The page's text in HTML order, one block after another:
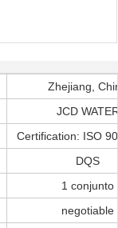
Zhejiang,
JCD
Certification: ISO
DQS
1 conjunto
negotiable